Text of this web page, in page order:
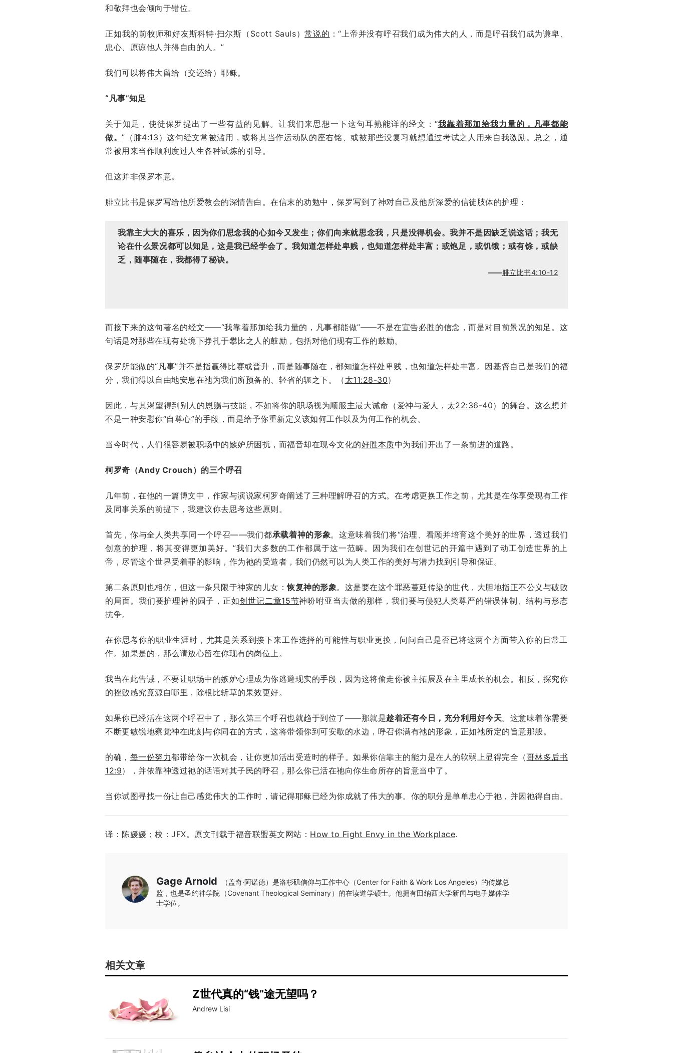
和敬拜也会倾向于错位。
正如我的前牧师和好友斯科特·扫尔斯（Scott Sauls）常说的 ：“上帝并没有呼召我们成为伟大的人，而是呼召我们成为谦卑、
忠心、原谅他人并得自由的人。”
我们可以将伟大留给（交还给）耶稣。
“凡事”知足
关于知足，使徒保罗提出了一些有益的见解。让我们来思想一下这句耳熟能详的经文：“我靠着那加给我力量的，凡事都能
做。”（ 腓4:13 ）这句经文常被滥用，或将其当作运动队的座右铭、或被那些没复习就想通过考试之人用来自我激励。总之，通
常被用来当作顺利度过人生各种试炼的引导。
但这并非保罗本意。
腓立比书是保罗写给他所爱教会的深情告白。在信末的劝勉中，保罗写到了神对自己及他所深爱的信徒肢体的护理：
我靠主大大的喜乐，因为你们思念我的心如今又发生；你们向来就思念我，只是没得机会。我并不是因缺乏说这话；我无
论在什么景况都可以知足，这是我已经学会了。我知道怎样处卑贱，也知道怎样处丰富；或饱足，或饥饿；或有馀，或缺
乏，随事随在，我都得了秘诀。
——腓立比书4:10-12
而接下来的这句著名的经文——“我靠着那加给我力量的，凡事都能做”——不是在宣告必胜的信念，而是对目前景况的知足。这
句话是对那些在现有处境下挣扎于攀比之人的鼓励，包括对他们现有工作的鼓励。
保罗所能做的“凡事”并不是指赢得比赛或晋升，而是随事随在，都知道怎样处卑贱，也知道怎样处丰富。因基督自己是我们的福
分，我们得以自由地安息在祂为我们所预备的、轻省的轭之下。（ 太11:28-30）
因此，与其渴望得到别人的恩赐与技能，不如将你的职场视为顺服主最大诫命（爱神与爱人， 太22:36-40）的舞台。这么想并
不是一种安慰你“自尊心”的手段，而是给予你重新定义该如何工作以及为何工作的机会。
当今时代，人们很容易被职场中的嫉妒所困扰，而福音却在现今文化的好胜本质中为我们开出了一条前进的道路。
柯罗奇（Andy Crouch）的三个呼召
几年前，在他的一篇博文中，作家与演说家柯罗奇阐述了三种理解呼召的方式。在考虑更换工作之前，尤其是在你享受现有工作
及同事关系的前提下，我建议你去思考这些原则。
首先，你与全人类共享同一个呼召——我们都承载着神的形象。这意味着我们将“治理、看顾并培育这个美好的世界，透过我们
创意的护理，将其变得更加美好。”我们大多数的工作都属于这一范畴。因为我们在创世记的开篇中遇到了动工创造世界的上
帝，尽管这个世界受着罪的影响，作为祂的受造者，我们仍然可以为人类工作的美好与潜力找到引导和保证。
第二条原则也相仿，但这一条只限于神家的儿女：恢复神的形象。这是要在这个罪恶蔓延传染的世代，大胆地指正不公义与破败
的局面。我们要护理神的园子，正如创世记二章15节神吩咐亚当去做的那样，我们要与侵犯人类尊严的错误体制、结构与形态
抗争。
在你思考你的职业生涯时，尤其是关系到接下来工作选择的可能性与职业更换，问问自己是否已将这两个方面带入你的日常工
作。如果是的，那么请放心留在你现有的岗位上。
我当在此告诫，不要让职场中的嫉妒心理成为你逃避现实的手段，因为这将偷走你被主拓展及在主里成长的机会。相反，探究你
的挫败感究竟源自哪里，除根比斩草的果效更好。
如果你已经活在这两个呼召中了，那么第三个呼召也就趋于到位了——那就是趁着还有今日，充分利用好今天。这意味着你需要
不断更敏锐地察觉神在此刻与你同在的方式，这将带领你到可安歇的水边，呼召你满有祂的形象，正如祂所定的旨意那般。
的确， 每一份努力都带给你一次机会，让你更加活出受造时的样子。如果你信靠主的能力是在人的软弱上显得完全（哥林多后书
12:9），并依靠神透过祂的话语对其子民的呼召，那么你已活在祂向你生命所存的旨意当中了。
当你试图寻找一份让自己感觉伟大的工作时，请记得耶稣已经为你成就了伟大的事。你的职分是单单忠心于祂，并因祂得自由。
译：陈媛媛；校：JFX。原文刊载于福音联盟英文网站： How to Fight Envy in the Workplace.
Gage Arnold
（盖奇·阿诺德）是洛杉矶信仰与工作中心（Center for Faith & Work Los Angeles）的传媒总
监，也是圣约神学院（Covenant Theological Seminary）的在读道学硕士。他拥有田纳西大学新闻与电子媒体学
士学位。
相关文章
Z世代真的“钱”途无望吗？
Andrew Lisi